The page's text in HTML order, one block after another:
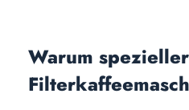
Warum